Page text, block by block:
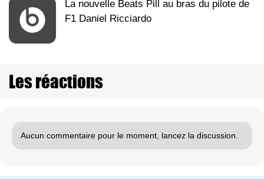
La nouvelle Beats Pill au bras du pilote de
F1 Daniel Ricciardo
Les réactions
Aucun commentaire pour le moment, lancez la discussion.